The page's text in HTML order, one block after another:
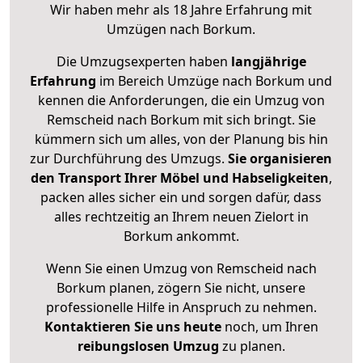
Wir haben mehr als 18 Jahre Erfahrung mit
Umzügen nach Borkum.
Die Umzugsexperten haben langjährige
Erfahrung im Bereich Umzüge nach Borkum und
kennen die Anforderungen, die ein Umzug von
Remscheid nach Borkum mit sich bringt. Sie
kümmern sich um alles, von der Planung bis hin
zur Durchführung des Umzugs. Sie organisieren
den Transport Ihrer Möbel und Habseligkeiten,
packen alles sicher ein und sorgen dafür, dass
alles rechtzeitig an Ihrem neuen Zielort in
Borkum ankommt.
Wenn Sie einen Umzug von Remscheid nach
Borkum planen, zögern Sie nicht, unsere
professionelle Hilfe in Anspruch zu nehmen.
Kontaktieren Sie uns heutenoch, um Ihren
reibungslosen Umzug zu planen.